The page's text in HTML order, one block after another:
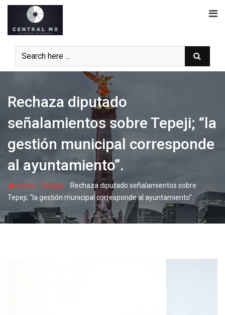
Skip
content
Rechaza diputado
señalamientos sobre Tepeji; “la
gestión municipal corresponde
al ayuntamiento”.
Home - Hidalgo - Rechaza diputado señalamientos sobre
Tepeji; “la gestión municipal corresponde al ayuntamiento”.